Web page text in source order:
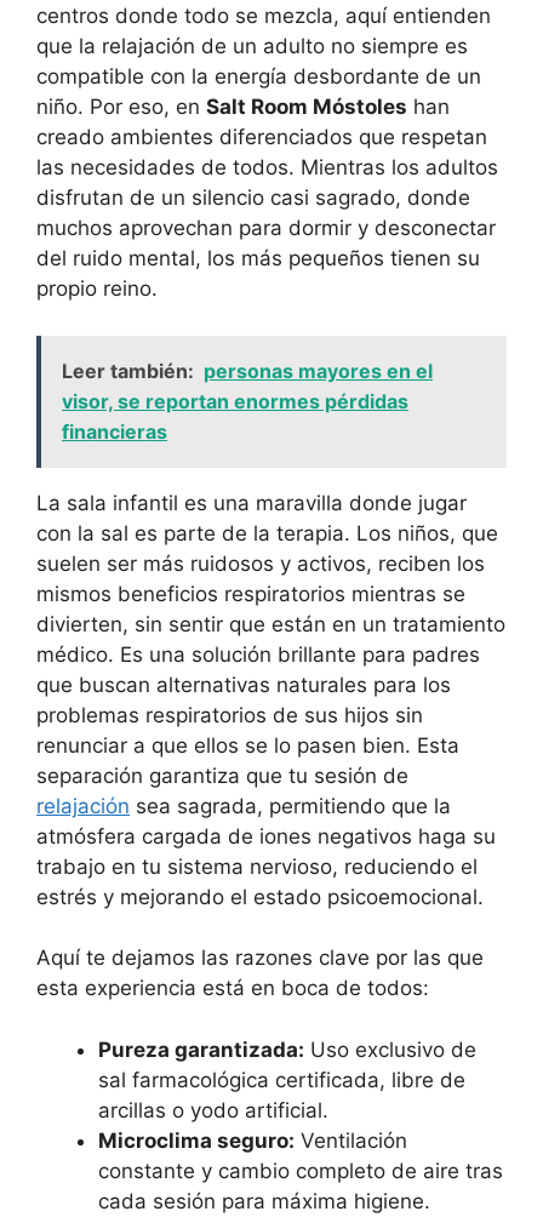
centros donde todo se mezcla, aquí entienden
que la relajación de un adulto no siempre es
compatible con la energía desbordante de un
niño. Por eso, en Salt Room Móstoles han
creado ambientes diferenciados que respetan
las necesidades de todos. Mientras los adultos
disfrutan de un silencio casi sagrado, donde
muchos aprovechan para dormir y desconectar
del ruido mental, los más pequeños tienen su
propio reino.
Leer también: personas mayores en el
visor, se reportan enormes pérdidas
financieras
La sala infantil es una maravilla donde jugar
con la sal es parte de la terapia. Los niños, que
suelen ser más ruidosos y activos, reciben los
mismos beneficios respiratorios mientras se
divierten, sin sentir que están en un tratamiento
médico. Es una solución brillante para padres
que buscan alternativas naturales para los
problemas respiratorios de sus hijos sin
renunciar a que ellos se lo pasen bien. Esta
separación garantiza que tu sesión de
relajación sea sagrada, permitiendo que la
atmósfera cargada de iones negativos haga su
trabajo en tu sistema nervioso, reduciendo el
estrés y mejorando el estado psicoemocional.
Aquí te dejamos las razones clave por las que
esta experiencia está en boca de todos:
Pureza garantizada: Uso exclusivo de
sal farmacológica certificada, libre de
arcillas o yodo artificial.
Microclima seguro: Ventilación
constante y cambio completo de aire tras
cada sesión para máxima higiene.